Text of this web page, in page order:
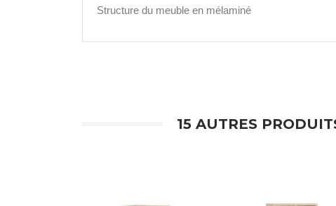
Structure du meuble en mélaminé
15 AUTRES